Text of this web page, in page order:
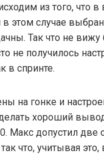
из того, что в
этом случае
Так что не
не получилось
в спринте.
на гонке и
хороший
Макс допустил две
что, учитывая